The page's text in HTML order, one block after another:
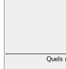
Quels